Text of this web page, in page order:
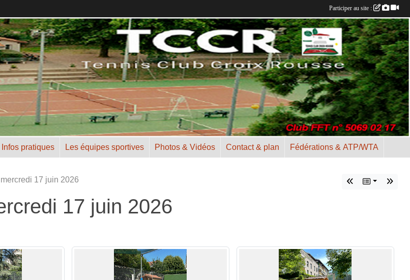
Infos pratiques Les équipes sportives Photos & Vidéos Contact & plan Fédérations & ATP/WTA
17 juin 2026
17 juin 2026
Participer au site :